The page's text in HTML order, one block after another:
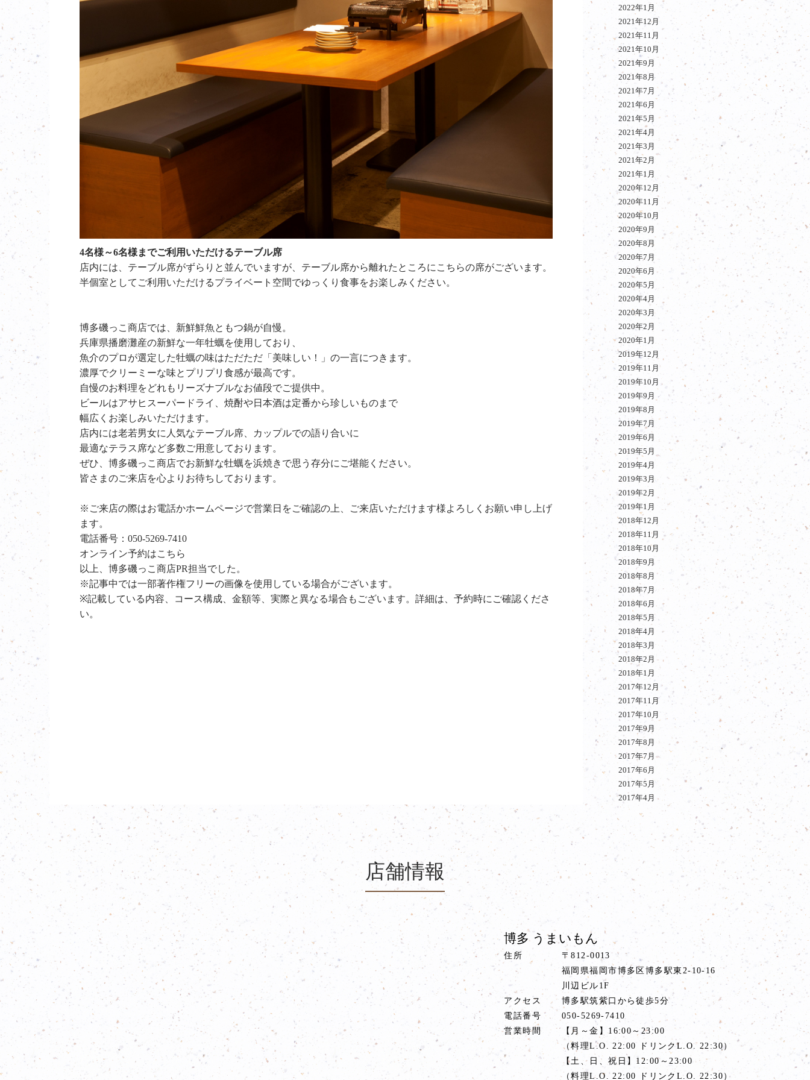
4名様～6名様までご利用いただけるテーブル席
店内には、テーブル席がずらりと並んでいますが、テーブル席から離れたところにこちらの席がございます。
半個室としてご利用いただけるプライベート空間でゆっくり食事をお楽しみください。
博多磯っこ商店では、新鮮鮮魚ともつ鍋が自慢。
兵庫県播磨灘産の新鮮な一年牡蠣を使用しており、
魚介のプロが選定した牡蠣の味はただただ「美味しい！」の一言につきます。
濃厚でクリーミーな味とプリプリ食感が最高です。
自慢のお料理をどれもリーズナブルなお値段でご提供中。
ビールはアサヒスーパードライ、 焼酎や日本酒は定番から珍しいものまで
幅広くお楽しみいただけます。
店内には老若男女に人気なテーブル席、カップルでの語り合いに
最適なテラス席など多数ご用意しております。
ぜひ、 博多磯っこ商店でお新鮮な牡蠣を浜焼きで思う存分にご堪能ください。
皆さまのご来店を心よりお待ちしております。
※ご来店の際はお電話かホームページで営業日をご確認の上、ご来店いただけます様よろしくお願い申し上げ
ます。
電話番号： 050-5269-7410
オンライン予約はこちら
以上、博多磯っこ商店PR担当でした。
※記事中では一部著作権フリーの画像を使用している場合がございます。
※記載している内容、コース構成、金額等、実際と異なる場合もございます。詳細は、予約時にご確認くださ
い。
2022年1月
2021年12月
2021年11月
2021年10月
2021年9月
2021年8月
2021年7月
2021年6月
2021年5月
2021年4月
2021年3月
2021年2月
2021年1月
2020年12月
2020年11月
2020年10月
2020年9月
2020年8月
2020年7月
2020年6月
2020年5月
2020年4月
2020年3月
2020年2月
2020年1月
2019年12月
2019年11月
2019年10月
2019年9月
2019年8月
2019年7月
2019年6月
2019年5月
2019年4月
2019年3月
2019年2月
2019年1月
2018年12月
2018年11月
2018年10月
2018年9月
2018年8月
2018年7月
2018年6月
2018年5月
2018年4月
2018年3月
2018年2月
2018年1月
2017年12月
2017年11月
2017年10月
2017年9月
2017年8月
2017年7月
2017年6月
2017年5月
2017年4月
店舗情報
博多 うまいもん
住所
〒812-0013
福岡県福岡市博多区博多駅東2-10-16
川辺ビル1F
アクセス
博多駅筑紫口から徒歩5分
電話番号
050-5269-7410
営業時間
【月～金】16:00～23:00
（料理L.O. 22:00 ドリンクL.O. 22:30）
【土、日、祝日】12:00～23:00
（料理L.O. 22:00 ドリンクL.O. 22:30）